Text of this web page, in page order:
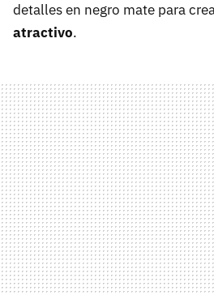
detalles en negro mate para
atractivo.